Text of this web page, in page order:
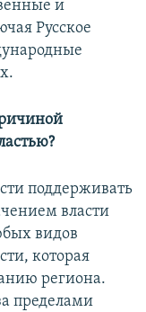
и
Русское
поддерживать
власти
видов
которая
региона.
пределами